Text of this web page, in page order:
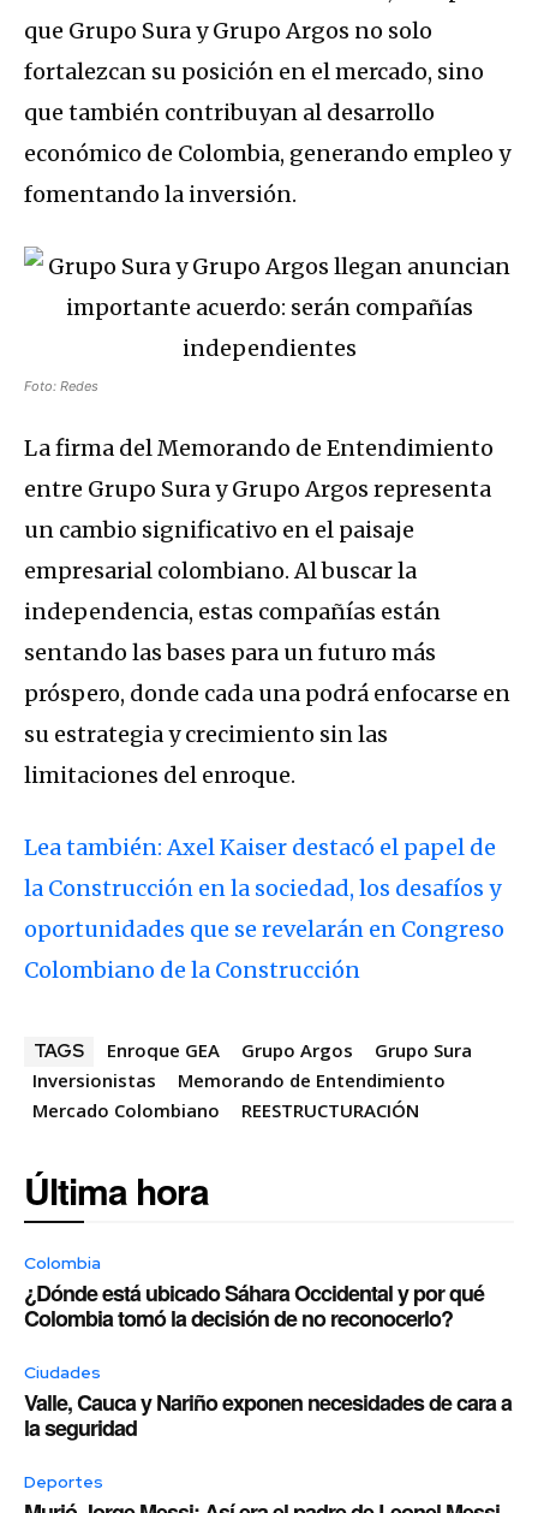
que Grupo Sura y Grupo Argos no solo
fortalezcan su posición en el mercado, sino
que también contribuyan al desarrollo
económico de Colombia, generando empleo y
fomentando la inversión.
Foto: Redes
La firma del Memorando de Entendimiento
entre Grupo Sura y Grupo Argos representa
un cambio significativo en el paisaje
empresarial colombiano. Al buscar la
independencia, estas compañías están
sentando las bases para un futuro más
próspero, donde cada una podrá enfocarse en
su estrategia y crecimiento sin las
limitaciones del enroque.
Lea también: Axel Kaiser destacó el papel de
la Construcción en la sociedad, los desafíos y
oportunidades que se revelarán en Congreso
Colombiano de la Construcción
TAGS Enroque GEA Grupo Argos
Grupo Sura
Inversionistas
Memorando de Entendimiento
Mercado Colombiano
REESTRUCTURACIÓN
Última hora
Colombia
¿Dónde está ubicado Sáhara Occidental y por qué
Colombia tomó la decisión de no reconocerlo?
Ciudades
Valle, Cauca y Nariño exponen necesidades de cara a
la seguridad
Deportes